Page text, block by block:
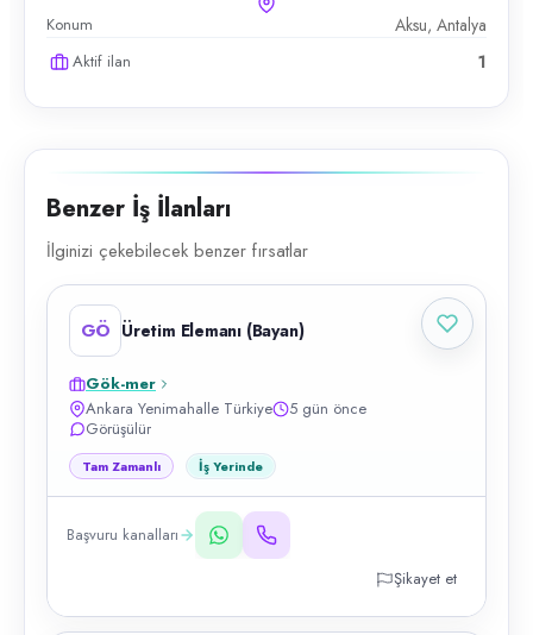
Konum Aksu, Antalya
Aktif ilan 1
Benzer İş İlanları
İlginizi çekebilecek benzer fırsatlar
GÖ Üretim Elemanı (Bayan)
Gök-mer
Ankara Yenimahalle Türkiye
5 gün önce
Görüşülür
Tam Zamanlı İş Yerinde
Başvuru kanalları
Şikayet et